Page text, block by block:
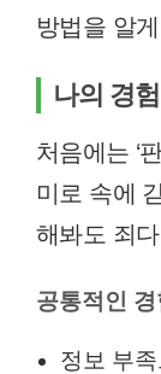
방법을 알
나의 경험
처음에는 ‘
미로 속에
해봐도 죄
공통적인 경
정보 부